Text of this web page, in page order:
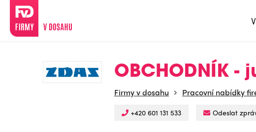
OBCHODNÍK -
Firmy v dosahu Pracovní nabídky
+420 601 131 533 Odeslat